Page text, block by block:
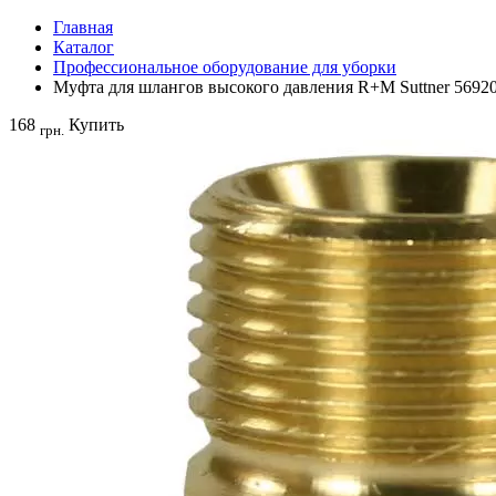
Главная
Каталог
Профессиональное оборудование для уборки
Муфта для шлангов высокого давления R+M Suttner
168 грн. Купить